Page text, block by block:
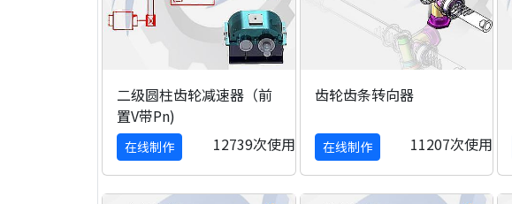
二级圆柱齿轮减速器（前
置V带Pn)
在线制作 12739次使用
齿轮齿条转向器
在线制作 11207次使用